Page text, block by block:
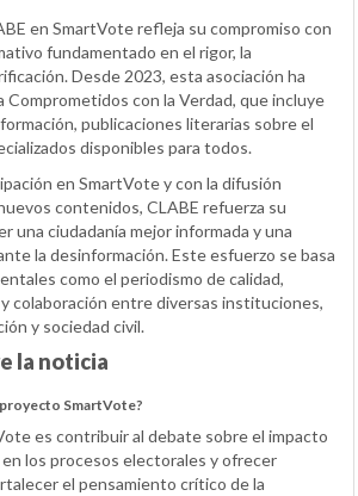
en SmartVote refleja su compromiso con
fundamentado en el rigor, la
Desde 2023, esta asociación ha
Comprometidos con la Verdad, que incluye
publicaciones literarias sobre el
disponibles para todos.
en SmartVote y con la difusión
contenidos, CLABE refuerza su
una ciudadanía mejor informada y una
la desinformación. Este esfuerzo se basa
como el periodismo de calidad,
colaboración entre diversas instituciones,
y sociedad civil.
la noticia
SmartVote?
es contribuir al debate sobre el impacto
los procesos electorales y ofrecer
el pensamiento crítico de la